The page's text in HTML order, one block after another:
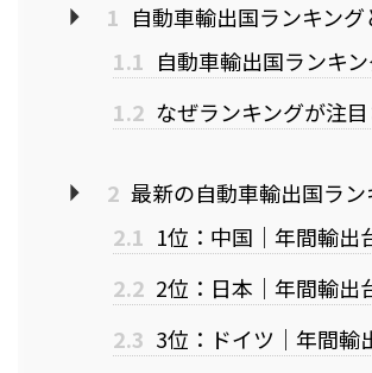
1 自動車輸出国ランキング
1.1 自動車輸出国ランキ
1.2 なぜランキングが注
2 最新の自動車輸出国ラ
2.1 1位：中国｜年間輸出
2.2 2位：日本｜年間輸出
2.3 3位：ドイツ｜年間輸